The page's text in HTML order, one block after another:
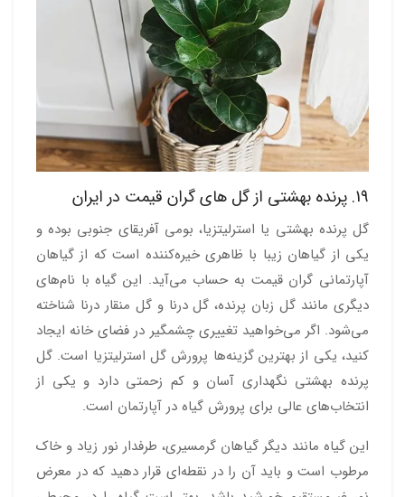
19. پرنده بهشتی از گل های گران قیمت در ایران
گل پرنده بهشتی یا استرلیتزیا، بومی آفریقای جنوبی بوده و
یکی از گیاهان زیبا با ظاهری خیره‌کننده است که از گیاهان
آپارتمانی گران قیمت به حساب می‌آید. این گیاه با نام‌های
دیگری مانند گل زبان پرنده، گل درنا و گل منقار درنا شناخته
می‌شود. اگر می‌خواهید تغییری چشمگیر در فضای خانه ایجاد
کنید، یکی از بهترین گزینه‌ها پرورش گل استرلیتزیا است. گل
پرنده بهشتی نگهداری آسان و کم زحمتی دارد و یکی از
انتخاب‌های عالی برای پرورش گیاه در آپارتمان است.
این گیاه مانند دیگر گیاهان گرمسیری، طرفدار نور زیاد و خاک
مرطوب است و باید آن را در نقطه‌ای قرار دهید که در معرض